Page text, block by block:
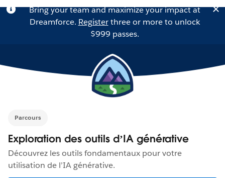
Bring your team and maximize your impact at
Dreamforce. Registerthree or more to unlock
$999 passes.
Parcours
Exploration des outils d’IA générative
Découvrez les outils fondamentaux pour votre
utilisation de l’IA générative.